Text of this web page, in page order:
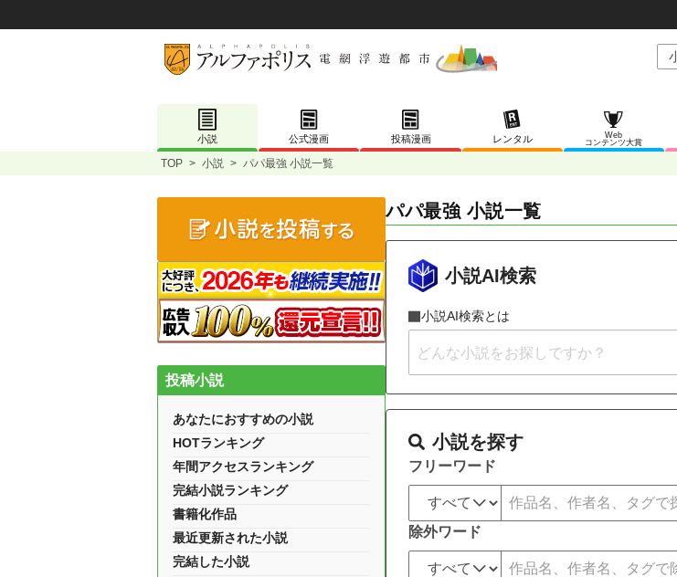
小説 公式漫画 投稿漫画 レンタル
Web
コンテンツ大賞
TOP > 小説 > パパ最強 小説一覧
パパ最強 小説一覧
小説AI検索
小説AI検索とは
小説を探す
フリーワード
除外ワード
投稿小説
あなたにおすすめの小説
HOTランキング
年間アクセスランキング
完結小説ランキング
書籍化作品
最近更新された小説
完結した小説